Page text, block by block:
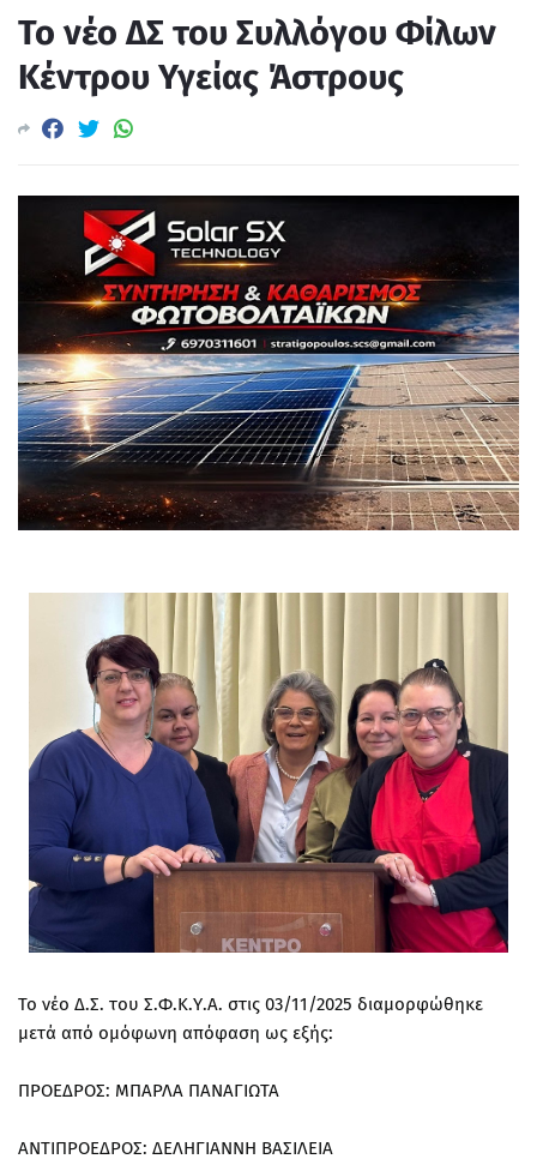
Το νέο ΔΣ του Συλλόγου Φίλων
Κέντρου Υγείας Άστρους
Το νέο Δ.Σ. του Σ.Φ.Κ.Υ.Α. στις 03/11/2025 διαμορφώθηκε
μετά από ομόφωνη απόφαση ως εξής:
ΠΡΟΕΔΡΟΣ: ΜΠΑΡΛΑ ΠΑΝΑΓΙΩΤΑ
ΑΝΤΙΠΡΟΕΔΡΟΣ: ΔΕΛΗΓΙΑΝΝΗ ΒΑΣΙΛΕΙΑ